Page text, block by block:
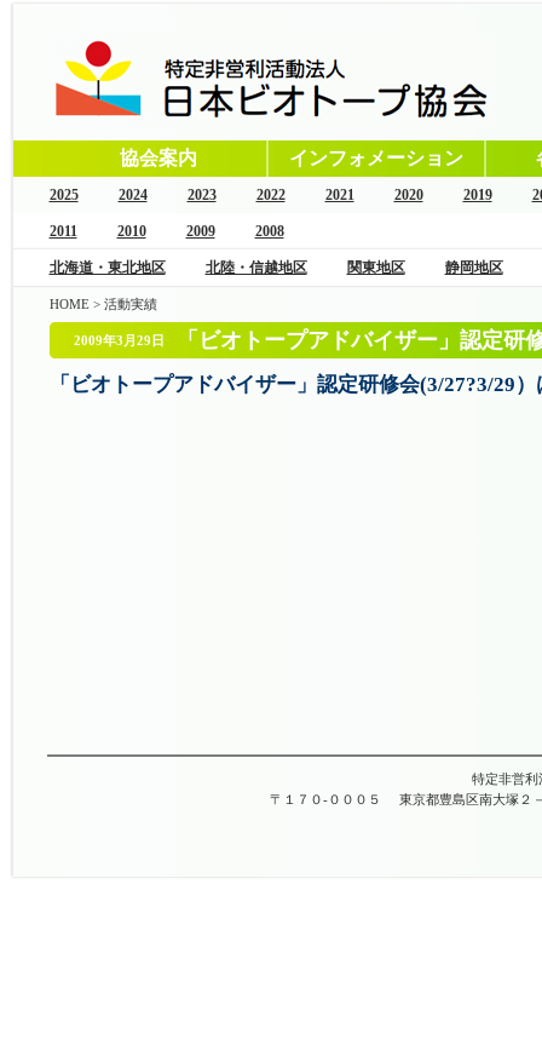
協会案内 インフォメーション
2025 2024 2023 2022 2021 2020 2019
2011 2010 2009 2008
北海道・東北地区 北陸・信越地区 関東地区 静岡地区
HOME> 活動実績
2009年3月29日 「ビオトープアドバイザー」認定研
「ビオトープアドバイザー」認定研修会(3/27?3/29
特定非営利
〒１７０-０００５
東京都豊島区南大塚２